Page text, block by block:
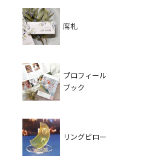
席札
プロフィール
ブック
リングピロー